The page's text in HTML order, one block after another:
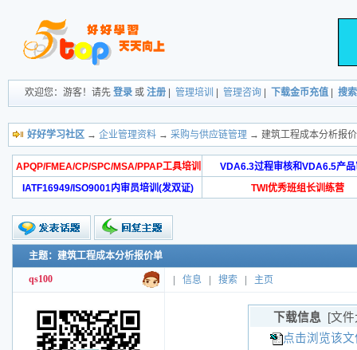
欢迎您：游客！请先 登录 或 注册 管理培训 管理咨询 下载金币充值 搜索
好好学习社区 → 企业管理资料 → 采购与供应链管理 → 建筑工程成本分析报
APQP/FMEA/CP/SPC/MSA/PPAP工具培训
VDA6.3过程审核和VDA6.5产品
IATF16949/ISO9001内审员培训(发双证)
TWI优秀班组长训练营
主题：建筑工程成本分析报价单
qs100 信息 搜索 主页
下载信息 [文件
点击浏览该